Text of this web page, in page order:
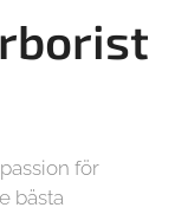
för
bästa